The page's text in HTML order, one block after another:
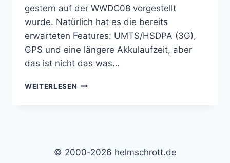
gestern auf der WWDC08 vorgestellt
wurde. Natürlich hat es die bereits
erwarteten Features: UMTS/HSDPA (3G),
GPS und eine längere Akkulaufzeit, aber
das ist nicht das was…
WEITERLESEN THE
© 2000-2026 helmschrott.de